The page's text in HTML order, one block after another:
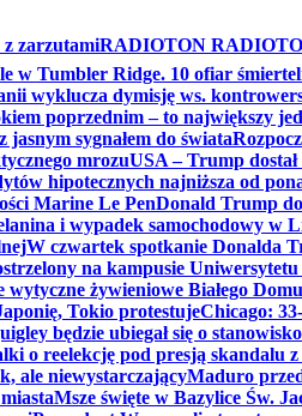
zarzutamiRADIOTON
w Tumbler Ridge. 10 ofiar
wyklucza dymisję ws.
poprzednim – to największy
sygnałem do świata
mrozuUSA – Trump
hipotecznych najniższa od
Marine Le PenDonald Trump
i wypadek samochodowy w
W czwartek spotkanie Donalda
na kampusie Uniwersytetu
wytyczne żywieniowe Białego Domu
Tokio protestujeChicago:
będzie ubiegał się o
o reelekcję pod presją skandalu z
ale niewystarczającyMaduro
Msze święte w Bazylice Św.